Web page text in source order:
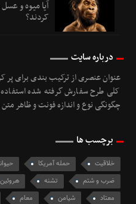
آیا میوه و
کردند؟
درباره سایت
عنوان عنصری از ترکیب بندی برای پر
کلی طرح سفارش گرفته شده استفاده
چگونگی نوع و اندازه فونت و ظاهر
برچسب ها
خلاقيت حمله آمریکا
ضرب و شتم
تشنه هروئین
معتاد
شیامن معام